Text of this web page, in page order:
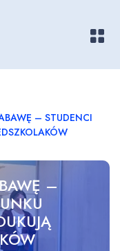
– STUDENCI
–